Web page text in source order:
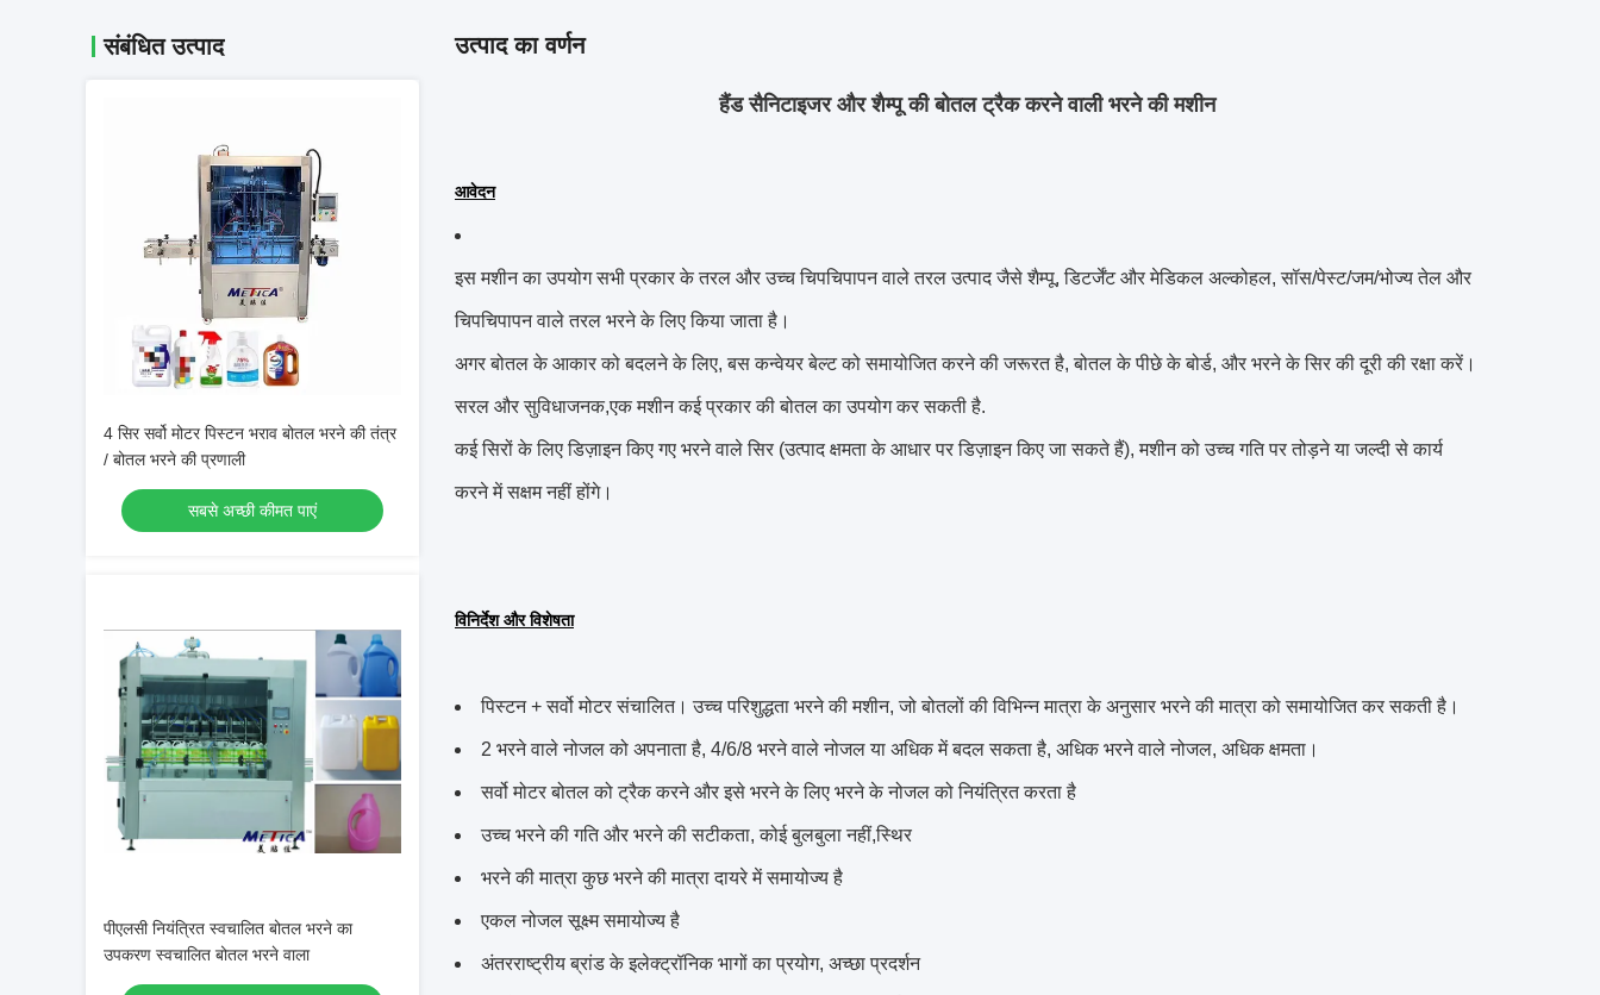
संबंधित उत्पाद
4 सिर सर्वो मोटर पिस्टन भराव बोतल भरने की तंत्र
/ बोतल भरने की प्रणाली
सबसे अच्छी कीमत पाएं
पीएलसी नियंत्रित स्वचालित बोतल भरने का
उपकरण स्वचालित बोतल भरने वाला
उत्पाद का वर्णन
हैंड सैनिटाइजर और शैम्पू की बोतल ट्रैक करने वाली भरने की मशीन
आवेदन
इस मशीन का उपयोग सभी प्रकार के तरल और उच्च चिपचिपापन वाले तरल उत्पाद जैसे शैम्पू, डिटर्जेंट और मेडिकल अल्कोहल, सॉस/पेस्ट/जम/भोज्य तेल और
चिपचिपापन वाले तरल भरने के लिए किया जाता है।
अगर बोतल के आकार को बदलने के लिए, बस कन्वेयर बेल्ट को समायोजित करने की जरूरत है, बोतल के पीछे के बोर्ड, और भरने के सिर की दूरी की रक्षा करें।
सरल और सुविधाजनक,एक मशीन कई प्रकार की बोतल का उपयोग कर सकती है.
कई सिरों के लिए डिज़ाइन किए गए भरने वाले सिर (उत्पाद क्षमता के आधार पर डिज़ाइन किए जा सकते हैं), मशीन को उच्च गति पर तोड़ने या जल्दी से कार्य
करने में सक्षम नहीं होंगे।
विनिर्देश और विशेषता
पिस्टन + सर्वो मोटर संचालित। उच्च परिशुद्धता भरने की मशीन, जो बोतलों की विभिन्न मात्रा के अनुसार भरने की मात्रा को समायोजित कर सकती है।
2 भरने वाले नोजल को अपनाता है, 4/6/8 भरने वाले नोजल या अधिक में बदल सकता है, अधिक भरने वाले नोजल, अधिक क्षमता।
सर्वो मोटर बोतल को ट्रैक करने और इसे भरने के लिए भरने के नोजल को नियंत्रित करता है
उच्च भरने की गति और भरने की सटीकता, कोई बुलबुला नहीं,स्थिर
भरने की मात्रा कुछ भरने की मात्रा दायरे में समायोज्य है
एकल नोजल सूक्ष्म समायोज्य है
अंतरराष्ट्रीय ब्रांड के इलेक्ट्रॉनिक भागों का प्रयोग, अच्छा प्रदर्शन